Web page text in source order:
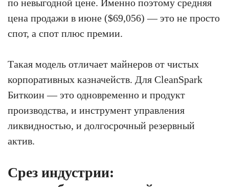
по невыгодной цене. Именно поэтому средняя
цена продажи в июне ($69,056) — это не просто
спот, а спот плюс премии.
Такая модель отличает майнеров от чистых
корпоративных казначейств. Для CleanSpark
Биткоин — это одновременно и продукт
производства, и инструмент управления
ликвидностью, и долгосрочный резервный
актив.
Срез индустрии: